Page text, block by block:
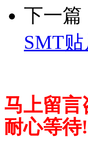
下一篇
SMT
马上留言
耐心等待!